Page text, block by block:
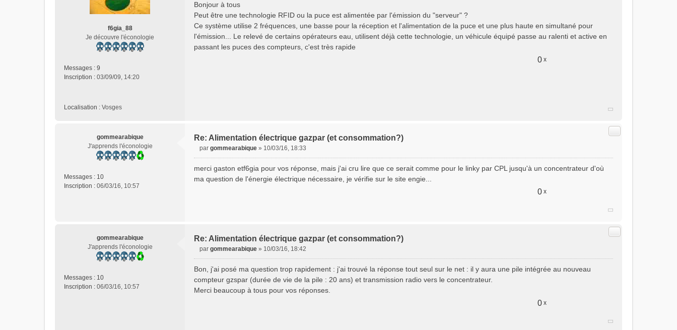
f6gia_88
Je découvre l'éconologie
Messages : 9
Inscription : 03/09/09, 14:20
Localisation : Vosges
s
s
a
g
e
Bonjour à tous
Peut être une technologie RFID ou la puce est alimentée par l'émission du "serveur" ?
Ce système utilise 2 fréquences, une basse pour la réception et l'alimentation de la puce et une plus haute en simultané pour
l'émission... Le relevé de certains opérateurs eau, utilisent déjà cette technologie, un véhicule équipé passe au ralenti et active en
passant les puces des compteurs, c'est très rapide
0 x
gommearabique
J'apprends l'éconologie
Messages : 10
Inscription : 06/03/16, 10:57
Re: Alimentation électrique gazpar (et consommation?)
Citer
s
s
n
par gommearabique » 10/03/16, 18:33
merci gaston etf6gia pour vos réponse, mais j'ai cru lire que ce serait comme pour le linky par CPL jusqu'à un concentrateur d'où
ma question de l'énergie électrique nécessaire, je vérifie sur le site engie...
0 x
gommearabique
J'apprends l'éconologie
Messages : 10
Inscription : 06/03/16, 10:57
Re: Alimentation électrique gazpar (et consommation?)
Citer
s
s
a
par gommearabique » 10/03/16, 18:42
Bon, j'ai posé ma question trop rapidement : j'ai trouvé la réponse tout seul sur le net : il y aura une pile intégrée au nouveau
compteur gzspar (durée de vie de la pile : 20 ans) et transmission radio vers le concentrateur.
Merci beaucoup à tous pour vos réponses.
0 x